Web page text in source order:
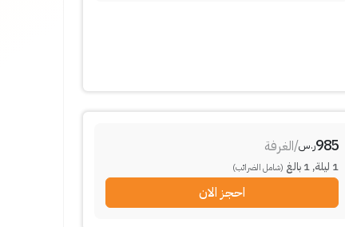
985ر.س/الغرفة
1 ليلة,
1 بالغ (شامل الضرائب)
احجز الان